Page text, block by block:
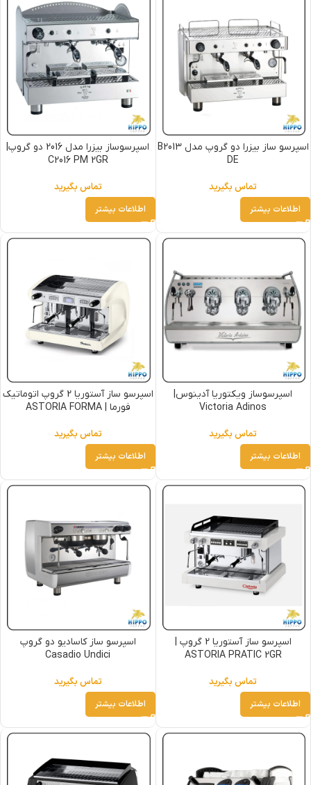
اسپرسو ساز بیزرا دو گروپ مدل B2013
DE
تماس بگیرید
اطلاعات بیشتر
اسپرسوساز بیزرا مدل 2016 دو گروپ|
C2016 PM 2GR
تماس بگیرید
اطلاعات بیشتر
اسپرسوساز ویکتوریا آدینوس|
Victoria Adinos
تماس بگیرید
اطلاعات بیشتر
اسپرسو ساز آستوریا 2 گروپ اتوماتیک
فورما | ASTORIA FORMA
تماس بگیرید
اطلاعات بیشتر
اسپرسو ساز آستوریا 2 گروپ |
ASTORIA PRATIC 2GR
تماس بگیرید
اطلاعات بیشتر
اسپرسو ساز کاسادیو دو گروپ
Casadio Undici
تماس بگیرید
اطلاعات بیشتر